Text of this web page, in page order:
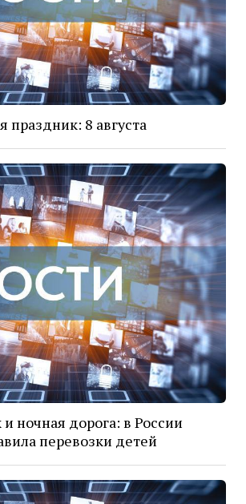
праздник: 8 августа
ночная дорога: в России
перевозки детей